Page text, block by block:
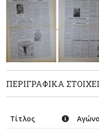
ΠΕΡΙΓΡΑΦΙΚΆ
Τίτλος